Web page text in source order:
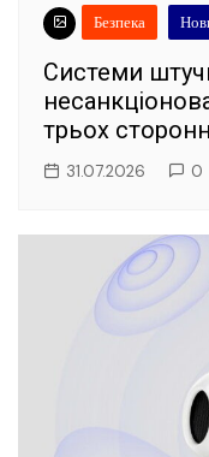
Безпека
Системи
трьох
31.07.2026 0